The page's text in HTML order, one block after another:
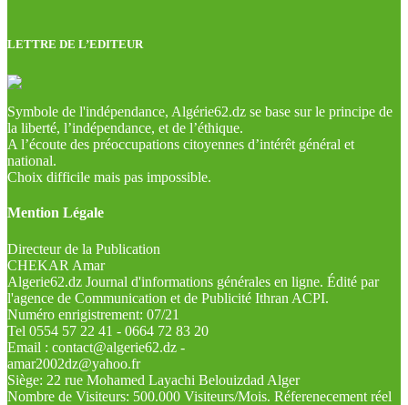
LETTRE DE L’EDITEUR
Symbole de l'indépendance, Algérie62.dz se base sur le principe de
la liberté, l’indépendance, et de l’éthique.
A l’écoute des préoccupations citoyennes d’intérêt général et
national.
Choix difficile mais pas impossible.
Mention Légale
Directeur de la Publication
CHEKAR Amar
Algerie62.dz Journal d'informations générales en ligne. Édité par
l'agence de Communication et de Publicité Ithran ACPI.
Numéro enrigistrement: 07/21
Tel 0554 57 22 41 - 0664 72 83 20
Email : contact@algerie62.dz -
amar2002dz@yahoo.fr
Siège: 22 rue Mohamed Layachi Belouizdad Alger
Nombre de Visiteurs: 500.000 Visiteurs/Mois. Réferenecement réel